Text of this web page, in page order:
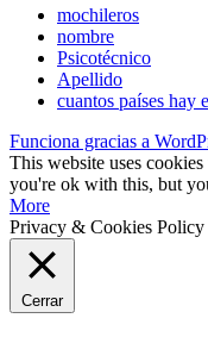
mochileros
nombre
Psicotécnico
Apellido
cuantos países hay
Funciona gracias a
This website uses
you're ok with this, but
More
Privacy & Cookies Policy
Cerrar